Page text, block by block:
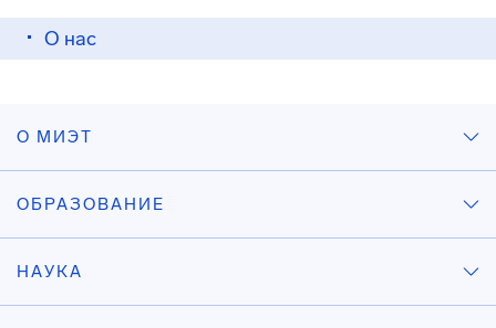
О нас
О МИЭТ
ОБРАЗОВАНИЕ
НАУКА